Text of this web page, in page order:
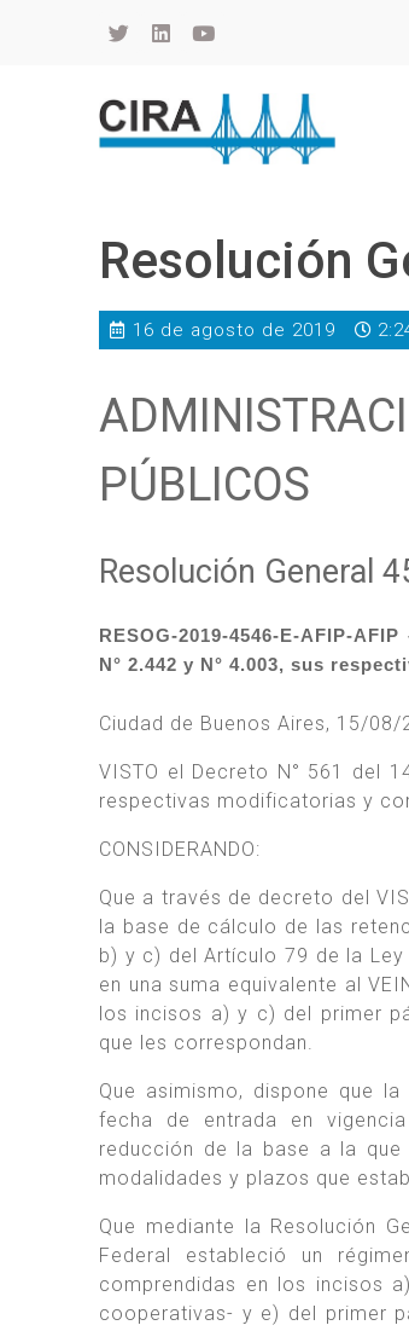
Resolución
16 de agosto de 2019
PÚBLICOS
Resolución General
RESOG-2019-4546-E-AFIP-
N° 2.442 y N° 4.003, sus
Ciudad de Buenos Aires, 15/08/
VISTO el Decreto N° 561 del
respectivas modificatorias y
CONSIDERANDO:
Que a través de decreto del
la base de cálculo de las
b) y c) del Artículo 79 de la
en una suma equivalente al
los incisos a) y c) del primer
que les correspondan.
Que asimismo, dispone que
fecha de entrada en
reducción de la base a la
modalidades y plazos que
Que mediante la Resolución
Federal estableció un
comprendidas en los incisos
cooperativas- y e) del primer